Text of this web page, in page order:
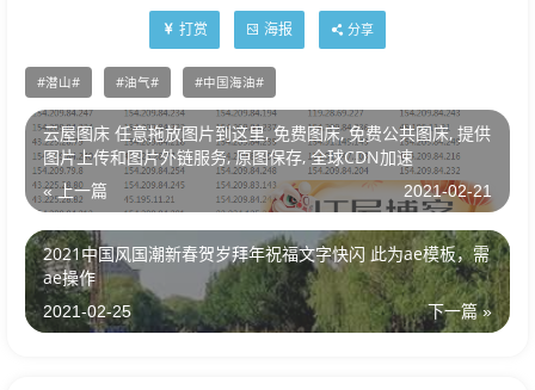
打赏 海报 分享
潜山 油气 中国海油
云屋图床 任意拖放图片到这里, 免费图床, 免费公共图床, 提供
图片上传和图片外链服务, 原图保存, 全球CDN加速
« 上一篇 2021-02-21
2021中国风国潮新春贺岁拜年祝福文字快闪 此为ae模板，需
ae操作
下一篇 »
2021-02-25